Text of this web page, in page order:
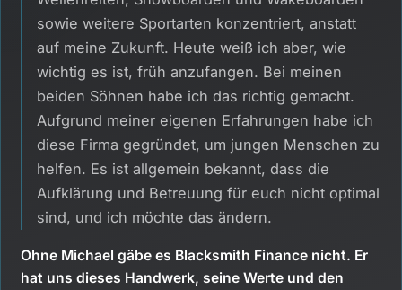
sowie weitere Sportarten konzentriert, anstatt
auf meine Zukunft. Heute weiß ich aber, wie
wichtig es ist, früh anzufangen. Bei meinen
beiden Söhnen habe ich das richtig gemacht.
Aufgrund meiner eigenen Erfahrungen habe ich
diese Firma gegründet, um jungen Menschen zu
helfen. Es ist allgemein bekannt, dass die
Aufklärung und Betreuung für euch nicht optimal
sind, und ich möchte das ändern.
Ohne Michael gäbe es Blacksmith Finance nicht. Er
hat uns dieses Handwerk, seine Werte und den